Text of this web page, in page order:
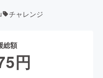
チャレンジ
総額
円